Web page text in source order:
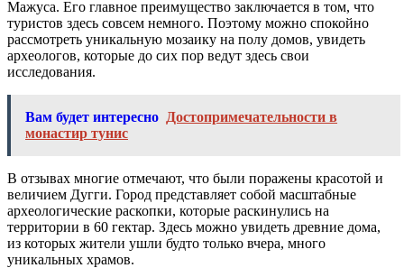
Мажуса. Его главное преимущество заключается в том, что
туристов здесь совсем немного. Поэтому можно спокойно
рассмотреть уникальную мозаику на полу домов, увидеть
археологов, которые до сих пор ведут здесь свои
исследования.
Вам будет интересно Достопримечательности в
монастир тунис
В отзывах многие отмечают, что были поражены красотой и
величием Дугги. Город представляет собой масштабные
археологические раскопки, которые раскинулись на
территории в 60 гектар. Здесь можно увидеть древние дома,
из которых жители ушли будто только вчера, много
уникальных храмов.